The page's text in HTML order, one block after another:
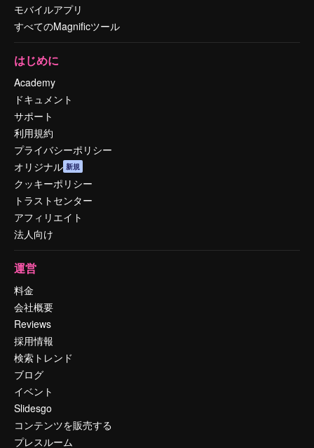
モバイルアプリ
すべてのMagnificツール
はじめに
Academy
ドキュメント
サポート
利用規約
プライバシーポリシー
オリジナル 新規
クッキーポリシー
トラストセンター
アフィリエイト
法人向け
運営
料金
会社概要
Reviews
採用情報
検索トレンド
ブログ
イベント
Slidesgo
コンテンツを販売する
プレスルーム